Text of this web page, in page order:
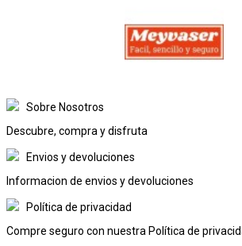
Sobre Nosotros
Descubre, compra y disfruta
Envios y devoluciones
Informacion de envios y devoluciones
Política de privacidad
Compre seguro con nuestra Política de